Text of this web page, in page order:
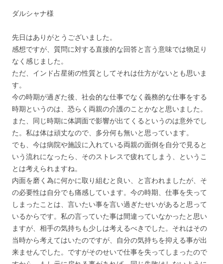
ダルシャナ様
先日はありがとうございました。
感想ですが、質問に対する直接的な回答と言う意味では物足り
なく感じました。
ただ、インド占星術の性質としてそれは仕方がないとも思いま
す。
今の時期が過ぎた後、社会的な仕事でなく義務的な仕事をする
時期というのは、恐らく両親の介護のことかなと思いました。
また、同じ時期に体調面で影響が出てくるというのは意外でし
た。私は体は頑丈なので、多分何も無いと思っています。
でも、今は病院や施設に入れている両親の面倒を自分で見ると
いう流れになったら、そのストレスで疲れてしまう、というこ
とは考えられますね。
内面を磨く為に何かに取り組むと良い、と言われましたが、そ
の必要性は自分でも痛感しています。今の時期、仕事を失って
しまったことは、言いたい事を言い過ぎたせいがあると思って
いるからです。私の言っていた事は間違っていなかったと思い
ますが、相手の気持ちも少しは考えるべきでした。それはその
当時から考えてはいたのですが、自分の気持ちを抑える事が出
来ませんでした。ですがそのせいで仕事を失ってしまったので